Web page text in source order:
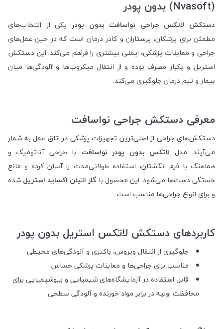
(Nvasoft) بدون پودر
دستکش لاتکس جراحی نواسافت بدون پودر یکی از انتخاب‌های
مطمئن برای پزشکان، پرستاران و کادر درمان است که در حین عمل‌های
جراحی و معاینات پزشکی، ایمنی بیشتری را فراهم می‌کند. این دستکش
استریل و یکبار مصرف بوده و از انتقال میکروب‌ها و آلودگی‌ها میان
بیمار و تیم درمان جلوگیری می‌کند.
معرفی دستکش جراحی نواسافت
دستکش‌های جراحی از اصلی‌ترین تجهیزات پزشکی در اتاق عمل به شمار
می‌آیند. مدل لاتکس بدون پودر نواسافت با طراحی آناتومیک و
هماهنگ با فرم انگشتان، استفاده طولانی‌مدت را آسان کرده و مانع
خستگی دست‌ها می‌شود. این محصول با گاز اتیلن اکساید استریل شده
و برای انواع جراحی‌ها مناسب است.
کاربردهای دستکش لاتکس استریل بدون پودر
جلوگیری از انتقال ویروس، باکتری و آلودگی‌های محیطی
مناسب برای جراحی‌ها و معاینات پزشکی حساس
قابل استفاده در آزمایشگاه‌های شیمیایی و بیوشیمیایی برای
محافظت اولیه در برابر مواد خورنده و آلودگی سطحی